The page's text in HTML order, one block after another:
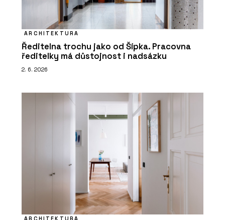
ARCHITEKTURA
Ředitelna trochu jako od Šípka. Pracovna
ředitelky má důstojnost i nadsázku
2. 6. 2026
ARCHITEKTURA